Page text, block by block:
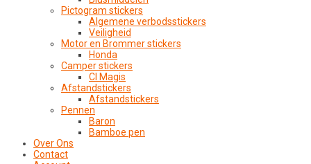
Pictogram stickers
Algemene verbodsstickers
Veiligheid
Motor en Brommer stickers
Honda
Camper stickers
CI Magis
Afstandstickers
Afstandstickers
Pennen
Baron
Bamboe pen
Over Ons
Contact